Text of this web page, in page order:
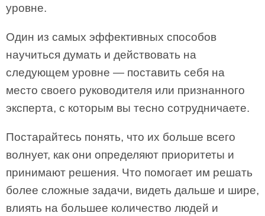
уровне.
Один из самых эффективных способов
научиться думать и действовать на
следующем уровне — поставить себя на
место своего руководителя или признанного
эксперта, с которым вы тесно сотрудничаете.
Постарайтесь понять, что их больше всего
волнует, как они определяют приоритеты и
принимают решения. Что помогает им решать
более сложные задачи, видеть дальше и шире,
влиять на большее количество людей и